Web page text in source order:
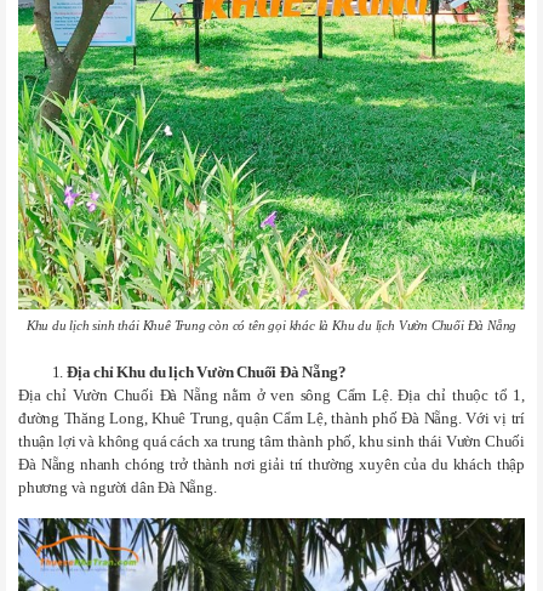
Khu du lịch sinh thái Khuê Trung còn có tên gọi khác là Khu du lịch Vườn Chuối Đà Nẵng
Địa chỉ Khu du lịch Vườn Chuối Đà Nẵng?
Địa chỉ Vườn Chuối Đà Nẵng nằm ở ven sông Cẩm Lệ. Địa chỉ thuộc tổ 1,
đường Thăng Long, Khuê Trung, quận Cẩm Lệ, thành phố Đà Nẵng. Với vị trí
thuận lợi và không quá cách xa trung tâm thành phố, khu sinh thái Vườn Chuối
Đà Nẵng nhanh chóng trở thành nơi giải trí thường xuyên của du khách thập
phương và người dân Đà Nẵng.